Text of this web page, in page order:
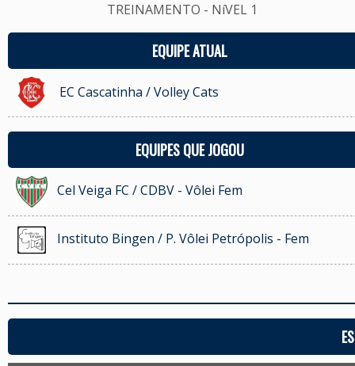
TREINAMENTO - NíVEL 1
EQUIPE ATUAL
EC Cascatinha / Volley Cats
EQUIPES QUE JOGOU
Cel Veiga FC / CDBV - Vôlei Fem
Instituto Bingen / P. Vôlei Petrópolis - Fem